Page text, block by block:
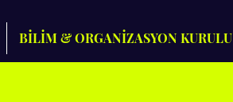
BİLİM & ORGANİZASYON KURULU